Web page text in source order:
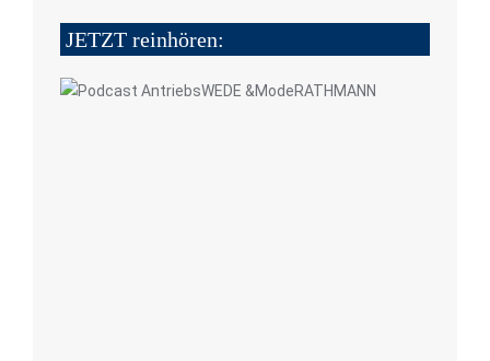
JETZT reinhören: